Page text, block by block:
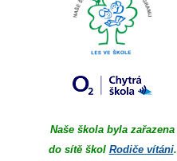
Naše škola byla zařazena
do sítě škol Rodiče vítáni.